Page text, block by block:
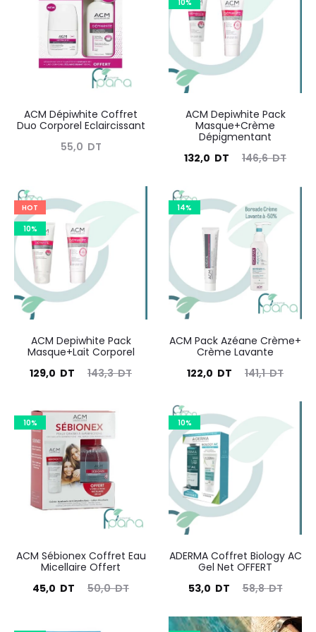
résultats
ACM Dépiwhite Coffret
Duo Corporel Eclaircissant
55,0 DT
10%
ACM Depiwhite Pack
Masque+Crème
Dépigmentant
146,6DT
Le
initial
146,6
DT.
132,0 DT
Le
actuel
est :
132,0
DT.
HOT
10%
ACM Depiwhite Pack
Masque+Lait Corporel
143,3DT
Le
initial
était :
143,3
DT.
129,0 DT
Le
14%
ACM Pack Azéane Crème+
Crème Lavante
141,1DT
Le
initial
était :
141,1
DT.
122,0 DT
Le
actuel
est :
122,0
DT.
10%
ACM Sébionex Coffret Eau
Micellaire Offert
50,0DT
Le
45,0 DT
10%
ADERMA Coffret Biology AC
Gel Net OFFERT
58,8DT
Le
53,0 DT